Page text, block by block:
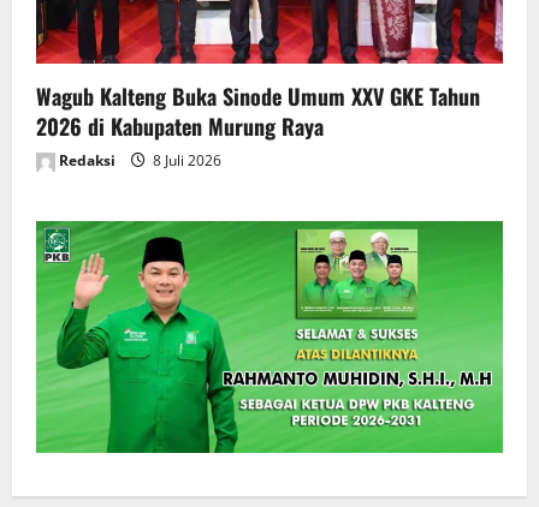
Wagub Kalteng Buka Sinode Umum XXV GKE Tahun
2026 di Kabupaten Murung Raya
Redaksi 8 Juli 2026